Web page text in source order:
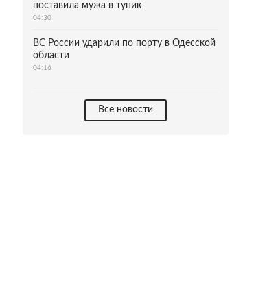
поставила мужа в тупик
04:30
ВС России ударили по порту в Одесской
области
04:16
Все новости